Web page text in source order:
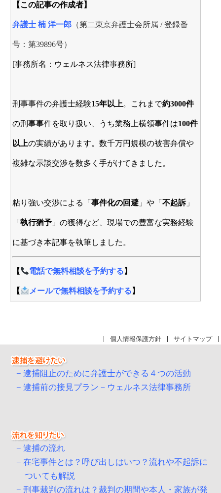
【この記事の作成者】
弁護士 楠 洋一郎 （第二東京弁護士会所属 / 登録番
号：第39896号）
[事務所名：ウェルネス法律事務所]
刑事事件の弁護士経験15年以上。これまで約3000件
の刑事事件を取り扱い、 うち業務上横領事件は100件
以上の実績があります。 数千万円規模の被害弁償や
複雑な示談交渉を数多く手がけてきました。
粘り強い交渉による「 事件化の回避 」や「 不起訴」
「 執行猶予 」の獲得など、現場での豊富な実務経験
に基づき本記事を執筆しました。
【 電話で無料相談を予約する 】
【 メールで無料相談を予約する 】
個人情報保護方針 サイトマップ
逮捕阻止のために弁護士ができる４つの活動
逮捕前の接見プラン－ウェルネス法律事務所
逮捕の流れ
在宅事件とは？呼び出しはいつ？流れや不起訴に
ついても解説
刑事裁判の流れは？裁判の期間や本人・家族が発